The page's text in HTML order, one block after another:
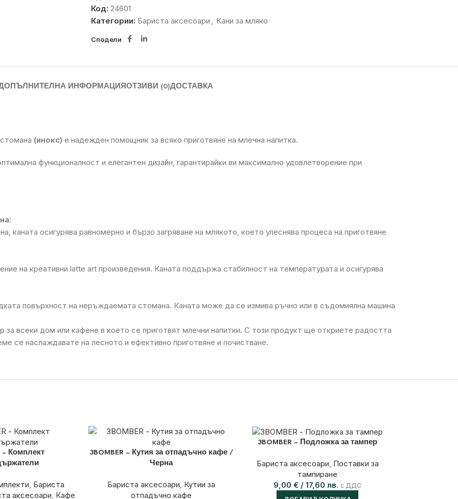
Код: 24601
Категории: Бариста аксесоари , Кани за мляко
Сподели
ИНФОРМАЦИЯ ОТЗИВИ (0)ДОСТАВКА
(инокс) е надежден помощник за всяко приготвяне на млечна напитка.
функционалност и елегантен дизайн, гарантирайки ви максимално удовлетворение при
осигурява равномерно и бързо загряване на млякото, което улеснява процеса на приготвяне
на креативни latte art произведения. Каната поддържа стабилност на температурата и осигурява
повърхност на неръждаемата стомана. Каната може да се измива ръчно или в съдомиялна машина
за всеки дом или кафене в което се приготвят млечни напитки. С този продукт ще откриете радостта
се наслаждавате на лесното и ефективно приготвяне и почистване.
– Комплект
, Бариста
аксесоари, Кафе
3BOMBER – Кутия за отпадъчно кафе /
Черна
Бариста аксесоари, Кутии за
отпадъчно кафе
3BOMBER – Подложка за тампер
Бариста аксесоари, Поставки за
тампиране
9,00€ / 17,60 лв. с ДДС